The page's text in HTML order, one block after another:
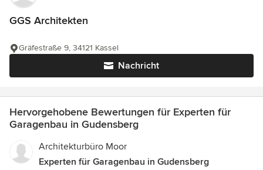
GGS Architekten
Nachricht
Gräfestraße 9, 34121 Kassel
Hervorgehobene Bewertungen für Experten für
Garagenbau in Gudensberg
Architekturbüro Moor
Experten für Garagenbau in Gudensberg